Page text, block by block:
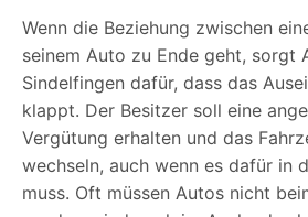
Wenn die Beziehung zwischen
seinem Auto zu Ende geht, sorgt
Sindelfingen dafür, dass das
klappt. Der Besitzer soll eine
Vergütung erhalten und das
wechseln, auch wenn es dafür in
muss. Oft müssen Autos nicht